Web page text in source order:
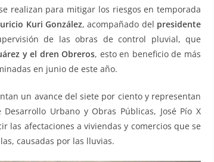
realizan para mitigar los riesgos en temporada
Kuri González, acompañado del presidente
de las obras de control pluvial, que
y el dren Obreros, esto en beneficio de más
en junio de este año.
un avance del siete por ciento y representan
Urbano y Obras Públicas, José Pío X
las afectaciones a viviendas y comercios que se
causadas por las lluvias.